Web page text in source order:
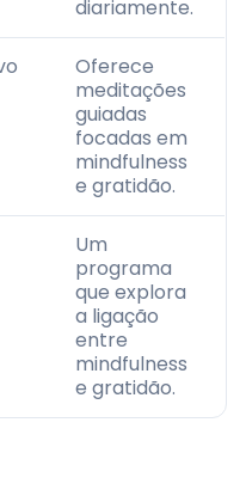
diariamente.
Oferece
meditações
guiadas
focadas em
mindfulness
e gratidão.
Um
programa
que explora
a ligação
entre
mindfulness
e gratidão.